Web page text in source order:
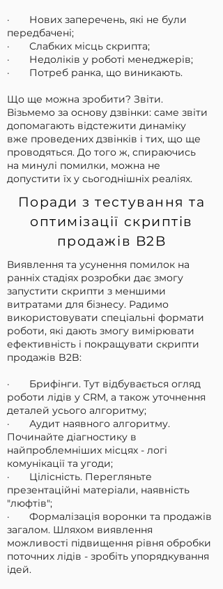
· Нових заперечень, які не були
передбачені;
· Слабких місць скрипта;
· Недоліків у роботі менеджерів;
· Потреб ранка, що виникають.
Що ще можна зробити? Звіти.
Візьмемо за основу дзвінки: саме звіти
допомагають відстежити динаміку
вже проведених дзвінків і тих, що ще
проводяться. До того ж, спираючись
на минулі помилки, можна не
допустити їх у сьогоднішніх реаліях.
Поради з тестування та
оптимізації скриптів
продажів B2B
Виявлення та усунення помилок на
ранніх стадіях розробки дає змогу
запустити скрипти з меншими
витратами для бізнесу. Радимо
використовувати спеціальні формати
роботи, які дають змогу вимірювати
ефективність і покращувати скрипти
продажів B2B:
· Брифінги. Тут відбувається огляд
роботи лідів у CRM, а також уточнення
деталей усього алгоритму;
· Аудит наявного алгоритму.
Починайте діагностику в
найпроблемніших місцях - логі
комунікації та угоди;
· Цілісність. Перегляньте
презентаційні матеріали, наявність
"люфтів";
· Формалізація воронки та продажів
загалом. Шляхом виявлення
можливості підвищення рівня обробки
поточних лідів - зробіть упорядкування
ідей.